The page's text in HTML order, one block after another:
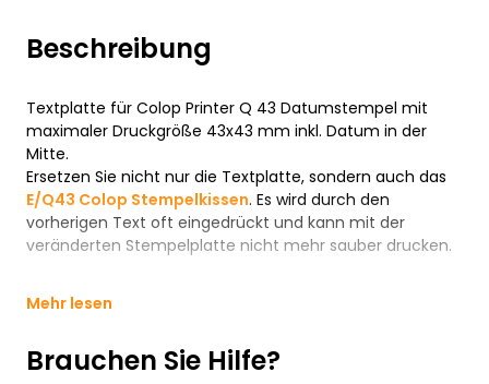
Beschreibung
Textplatte für Colop Printer Q 43 Datumstempel mit
maximaler Druckgröße 43x43 mm inkl. Datum in der
Mitte.
Ersetzen Sie nicht nur die Textplatte, sondern auch das
E/Q43 Colop Stempelkissen. Es wird durch den
vorherigen Text oft eingedrückt und kann mit der
veränderten Stempelplatte nicht mehr sauber drucken.
Mehr lesen
Brauchen Sie Hilfe?